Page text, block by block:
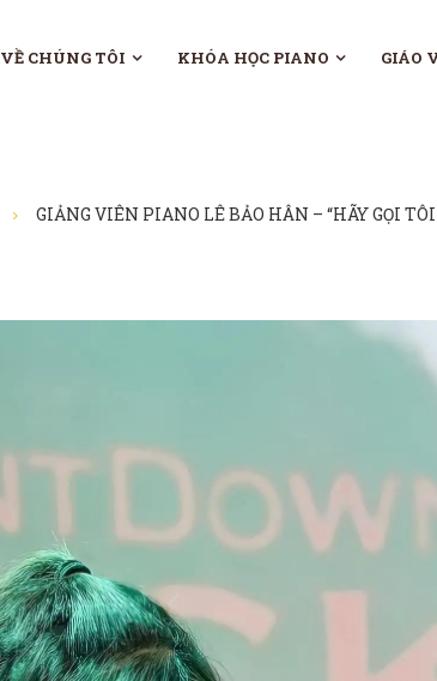
VỀ CHÚNG TÔI KHÓA HỌC PIANO GIÁO
GIẢNG VIÊN PIANO LÊ BẢO HÂN – “HÃY GỌI